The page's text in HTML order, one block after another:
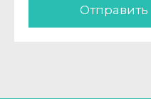
Отправить